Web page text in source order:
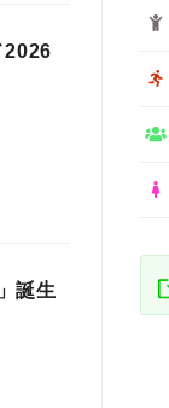
2026
誕生